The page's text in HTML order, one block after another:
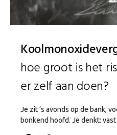
hoe groot is het
er zelf aan doen?
Je zit ‘s avonds op de bank,
bonkend hoofd. Je denkt: